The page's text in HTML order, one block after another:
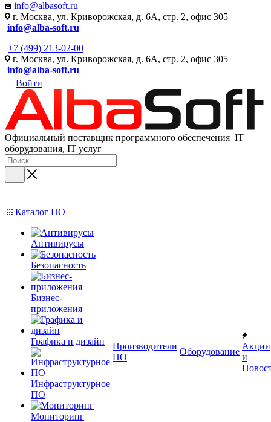
info@albasoft.ru
г. Москва, ул. Криворожская, д. 6А, стр. 2, офис 305
info@alba-soft.ru
+7 (499) 213-02-00
г. Москва, ул. Криворожская, д. 6А, стр. 2, офис 305
info@alba-soft.ru
Войти
Официальный поставщик программного обеспечения IT
оборудования, IT услуг
Каталог ПО
Антивирусы
Безопасность
Бизнес-
приложения
Графика и дизайн
Инфраструктурное
ПО
Мониторинг
Производители
ПО
Оборудование
Акции
и